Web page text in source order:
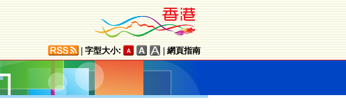
字型大小: 網頁指南